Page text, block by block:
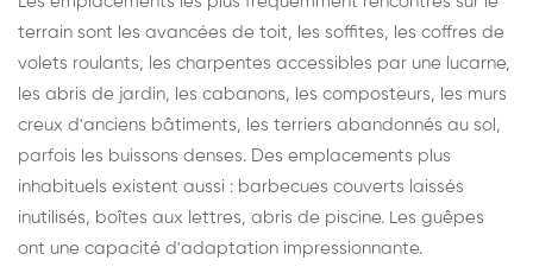
terrain sont les avancées de toit, les soffites, les coffres de
volets roulants, les charpentes accessibles par une lucarne,
les abris de jardin, les cabanons, les composteurs, les murs
creux d'anciens bâtiments, les terriers abandonnés au sol,
parfois les buissons denses. Des emplacements plus
inhabituels existent aussi : barbecues couverts laissés
inutilisés, boîtes aux lettres, abris de piscine. Les guêpes
ont une capacité d'adaptation impressionnante.